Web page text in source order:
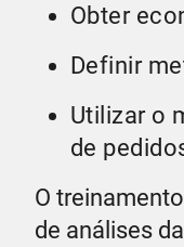
Obter
Definir
Utilizar o
de
O
de análises